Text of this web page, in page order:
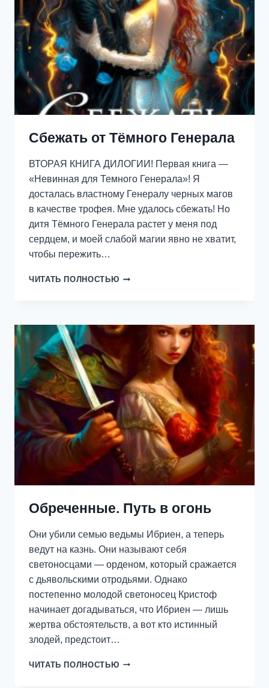
Сбежать от Тёмного Генерала
ВТОРАЯ КНИГА ДИЛОГИИ! Первая книга —
«Невинная для Темного Генерала»! Я
досталась властному Генералу черных магов
в качестве трофея. Мне удалось сбежать! Но
дитя Тёмного Генерала растет у меня под
сердцем, и моей слабой магии явно не хватит,
чтобы пережить…
ЧИТАТЬ ПОЛНОСТЬЮ СБЕЖАТЬ
Обреченные. Путь в огонь
Они убили семью ведьмы Ибриен, а теперь
ведут на казнь. Они называют себя
светоносцами — орденом, который сражается
с дьявольскими отродьями. Однако
постепенно молодой светоносец Кристоф
начинает догадываться, что Ибриен — лишь
жертва обстоятельств, а вот кто истинный
злодей, предстоит…
ЧИТАТЬ ПОЛНОСТЬЮ ОБРЕЧЕННЫЕ.